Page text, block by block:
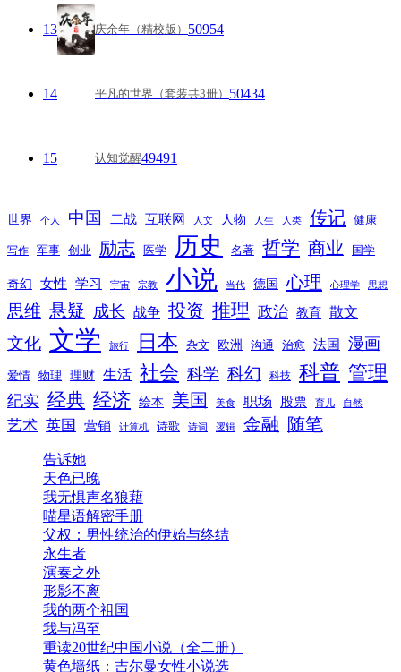
13 庆余年（精校版） 50954
14 平凡的世界（套装共3册） 50434
15 认知觉醒49491
世界 个人 中国 二战 互联网 人文 人物 人生 人类 传记 健康
写作 军事 创业 励志 医学 历史 名著 哲学 商业 国学
奇幻 女性 学习 宇宙 宗教 小说 当代 德国 心理 心理学 思想
思维 悬疑 成长 战争 投资 推理 政治 教育 散文
文化 文学 旅行 日本 杂文 欧洲 沟通 治愈 法国 漫画
爱情 物理 理财 生活 社会 科学 科幻 科技 科普 管理
纪实 经典 经济 绘本 美国 美食 职场 股票 育儿 自然
艺术 英国 营销 计算机 诗歌 诗词 逻辑 金融 随笔
告诉她
天色已晚
我无惧声名狼藉
喵星语解密手册
父权：男性统治的伊始与终结
永生者
演奏之外
形影不离
我的两个祖国
我与冯至
重读20世纪中国小说（全二册）
黄色墙纸：吉尔曼女性小说选